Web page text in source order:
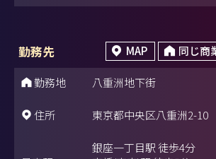
勤務先 MAP 同じ商
勤務地 八重洲地下街
住所 東京都中央区八重洲2-10
銀座一丁目駅 徒歩4分